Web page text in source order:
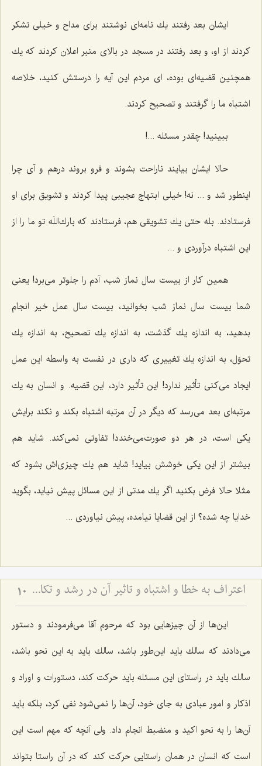
ایشان بعد رفتند یك نامه‌ای نوشتند برای مداح و خیلی تشكر
كردند از او، و بعد رفتند در مسجد در بالای منبر اعلان كردند كه یك
همچنین قضیه‌ای بوده، ای مردم این آیه را درستش كنید، خلاصه
اشتباه ما را گرفتند و تصحیح كردند.
ببینید! چقدر مسئله ...!
حالا ایشان بیایند ناراحت بشوند و فرو بروند درهم و آی چرا
اینطور شد و ... نه! خیلی ابتهاج عجیبی پیدا كردند و تشویق برای او
فرستادند. بله حتی یك تشویقی هم، فرستادند كه بارك‌اللَه تو ما را از
این اشتباه درآوردی و ...
همین كار از بیست سال نماز شب، آدم را جلوتر می‌برد! یعنی
شما بیست سال نماز شب بخوانید، بیست سال عمل خیر انجام
بدهید، به اندازه یك گذشت، به اندازه یك تصحیح، به اندازه یك
تحوّل، به اندازه یك تغییری كه داری در نفست به واسطه این عمل
ایجاد می‌كنی تأثیر ندارد! این تأثیر دارد، این قضیه. و انسان به یك
مرتبه‌ای بعد می‌رسد كه دیگر در آن مرتبه اشتباه بكند و نكند برایش
یكی است، در هر دو صورت‌می‌خندد! تفاوتی نمی‌كند. شاید هم
بیشتر از این یكی خوشش بیاید! شاید هم یك چیزی‌اش بشود كه
مثلا حالا فرض بكنید اگر یك مدتی از این مسائل پیش نیاید، بگوید
خدایا چه شده؟ از این قضایا نیامده، پیش نیاوردی ...
اعتراف به خطا و اشتباه و تاثیر آن در رشد و تکامل 10
این‌ها از آن چیزهایی بود كه مرحوم آقا می‌فرمودند و دستور
می‌دادند كه سالك باید این‌طور باشد، سالك باید به این نحو باشد،
سالك باید در راستای این مسئله باید حركت كند، دستورات و اوراد و
اذكار و امور عبادی به جای خود، آن‌ها را نمی‌شود نفی كرد، بلكه باید
آن‌ها را به نحو اكید و منضبط انجام داد. ولی آنچه كه مهم است این
است كه انسان در همان راستایی حركت كند كه در آن راستا بتواند